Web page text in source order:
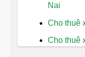
Nai
Cho thuê
Cho thuê